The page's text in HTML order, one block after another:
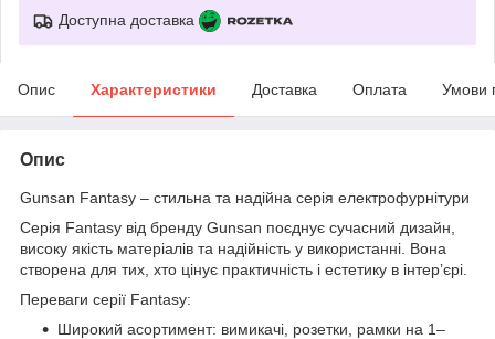
Доступна доставка
Опис Характеристики Доставка Оплата Умови
Опис
Gunsan Fantasy – стильна та надійна серія електрофурнітури
Серія Fantasy від бренду Gunsan поєднує сучасний дизайн,
високу якість матеріалів та надійність у використанні. Вона
створена для тих, хто цінує практичність і естетику в інтер’єрі.
Переваги серії Fantasy:
Широкий асортимент: вимикачі, розетки, рамки на 1–